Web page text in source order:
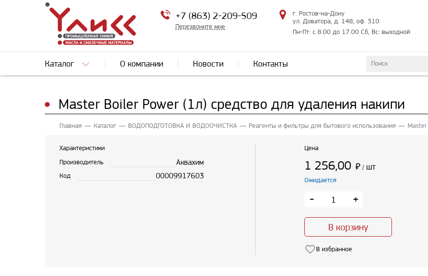
+7 (863) 2-209-509
Перезвоните мне
г. Ростов-на-Дону
ул. Доватора, д. 148, оф. 310
Пн-Пт: с 8.00 до 17.00 Сб, Вс: выходной
Каталог О компании Новости Контакты
Master Boiler Power (1л) средство для удаления накипи
Главная Каталог ВОДОПОДГОТОВКА И ВОДООЧИСТКА Реагенты и фильтры для бытового использования
Характеристики
Производитель
Аквахим
Код 00009917603
Цена
1 256,00 ₽ / шт
Ожидается
- +
В корзину
В избранное